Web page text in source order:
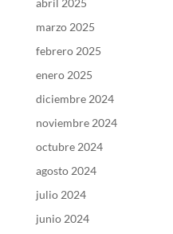
marzo 2025
febrero 2025
enero 2025
diciembre 2024
noviembre 2024
octubre 2024
agosto 2024
julio 2024
junio 2024